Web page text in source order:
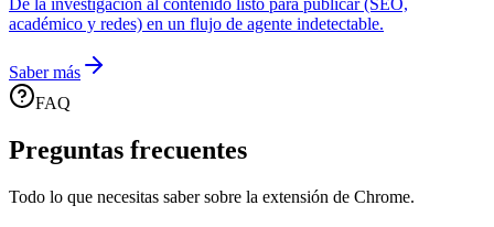
De la investigación al contenido listo para publicar (SEO,
académico y redes) en un flujo de agente indetectable.
Saber más
FAQ
Preguntas frecuentes
Todo lo que necesitas saber sobre la extensión de Chrome.